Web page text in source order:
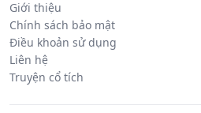
Giới thiệu
Chính sách bảo mật
Điều khoản sử dụng
Liên hệ
Truyện cổ tích